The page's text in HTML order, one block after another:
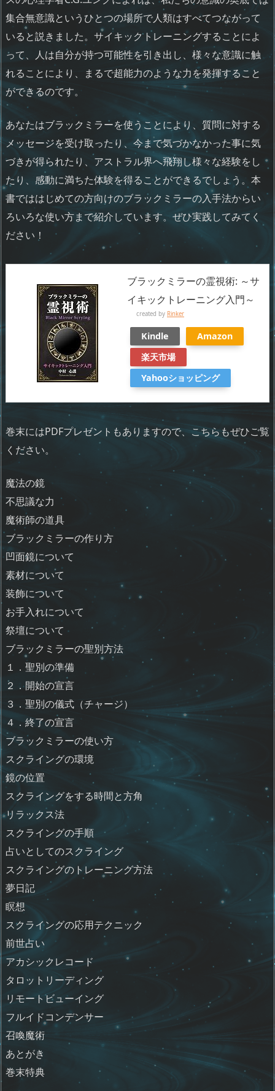
集合無意識というひとつの場所で人類はすべてつながって
いると説きました。サイキックトレーニングすることによ
って、人は自分が持つ可能性を引き出し、様々な意識に触
れることにより、まるで超能力のような力を発揮すること
ができるのです。
あなたはブラックミラーを使うことにより、質問に対する
メッセージを受け取ったり、今まで気づかなかった事に気
づきが得られたり、アストラル界へ飛翔し様々な経験をし
たり、感動に満ちた体験を得ることができるでしょう。本
書でははじめての方向けのブラックミラーの入手法からい
ろいろな使い方まで紹介しています。ぜひ実践してみてく
ださい！
ブラックミラーの霊視術: ～サ
イキックトレーニング入門～
created by Rinker
Kindle
Amazon
楽天市場
Yahooショッピング
巻末にはPDFプレゼントもありますので、こちらもぜひご覧
ください。
魔法の鏡
不思議な力
魔術師の道具
ブラックミラーの作り方
凹面鏡について
素材について
装飾について
お手入れについて
祭壇について
ブラックミラーの聖別方法
１．聖別の準備
２．開始の宣言
３．聖別の儀式（チャージ）
４．終了の宣言
ブラックミラーの使い方
スクライングの環境
鏡の位置
スクライングをする時間と方角
リラックス法
スクライングの手順
占いとしてのスクライング
スクライングのトレーニング方法
夢日記
瞑想
スクライングの応用テクニック
前世占い
アカシックレコード
タロットリーディング
リモートビューイング
フルイドコンデンサー
召喚魔術
あとがき
巻末特典